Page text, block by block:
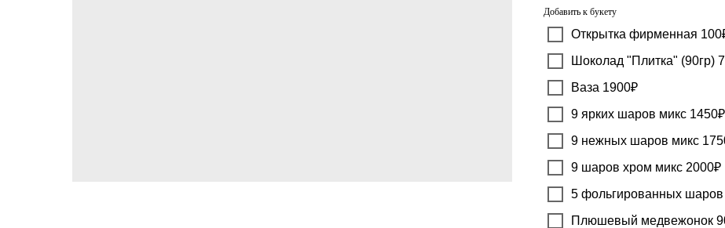
Добавить к букету
Открытка фирменная
Шоколад "Плитка" (90гр)
Ваза 1900₽
9 ярких шаров микс 1450₽
9 нежных шаров микс
9 шаров хром микс 2000₽
5 фольгированных
Плюшевый медвежонок